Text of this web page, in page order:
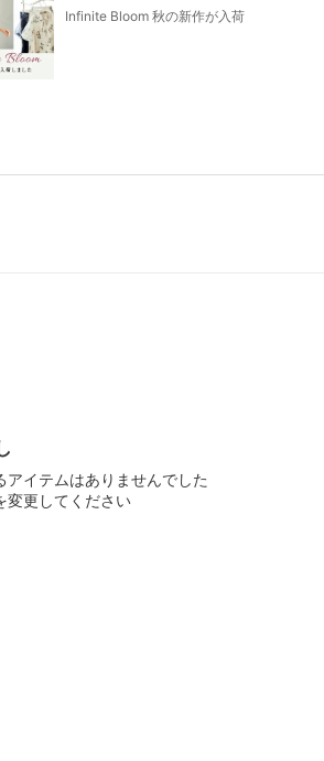
Infinite Bloom 秋の新作が入荷
アイテムはありませんでした
変更してください